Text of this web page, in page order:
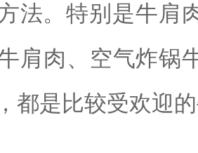
法。特别是牛肩
肩肉、空气炸锅
都是比较受欢迎